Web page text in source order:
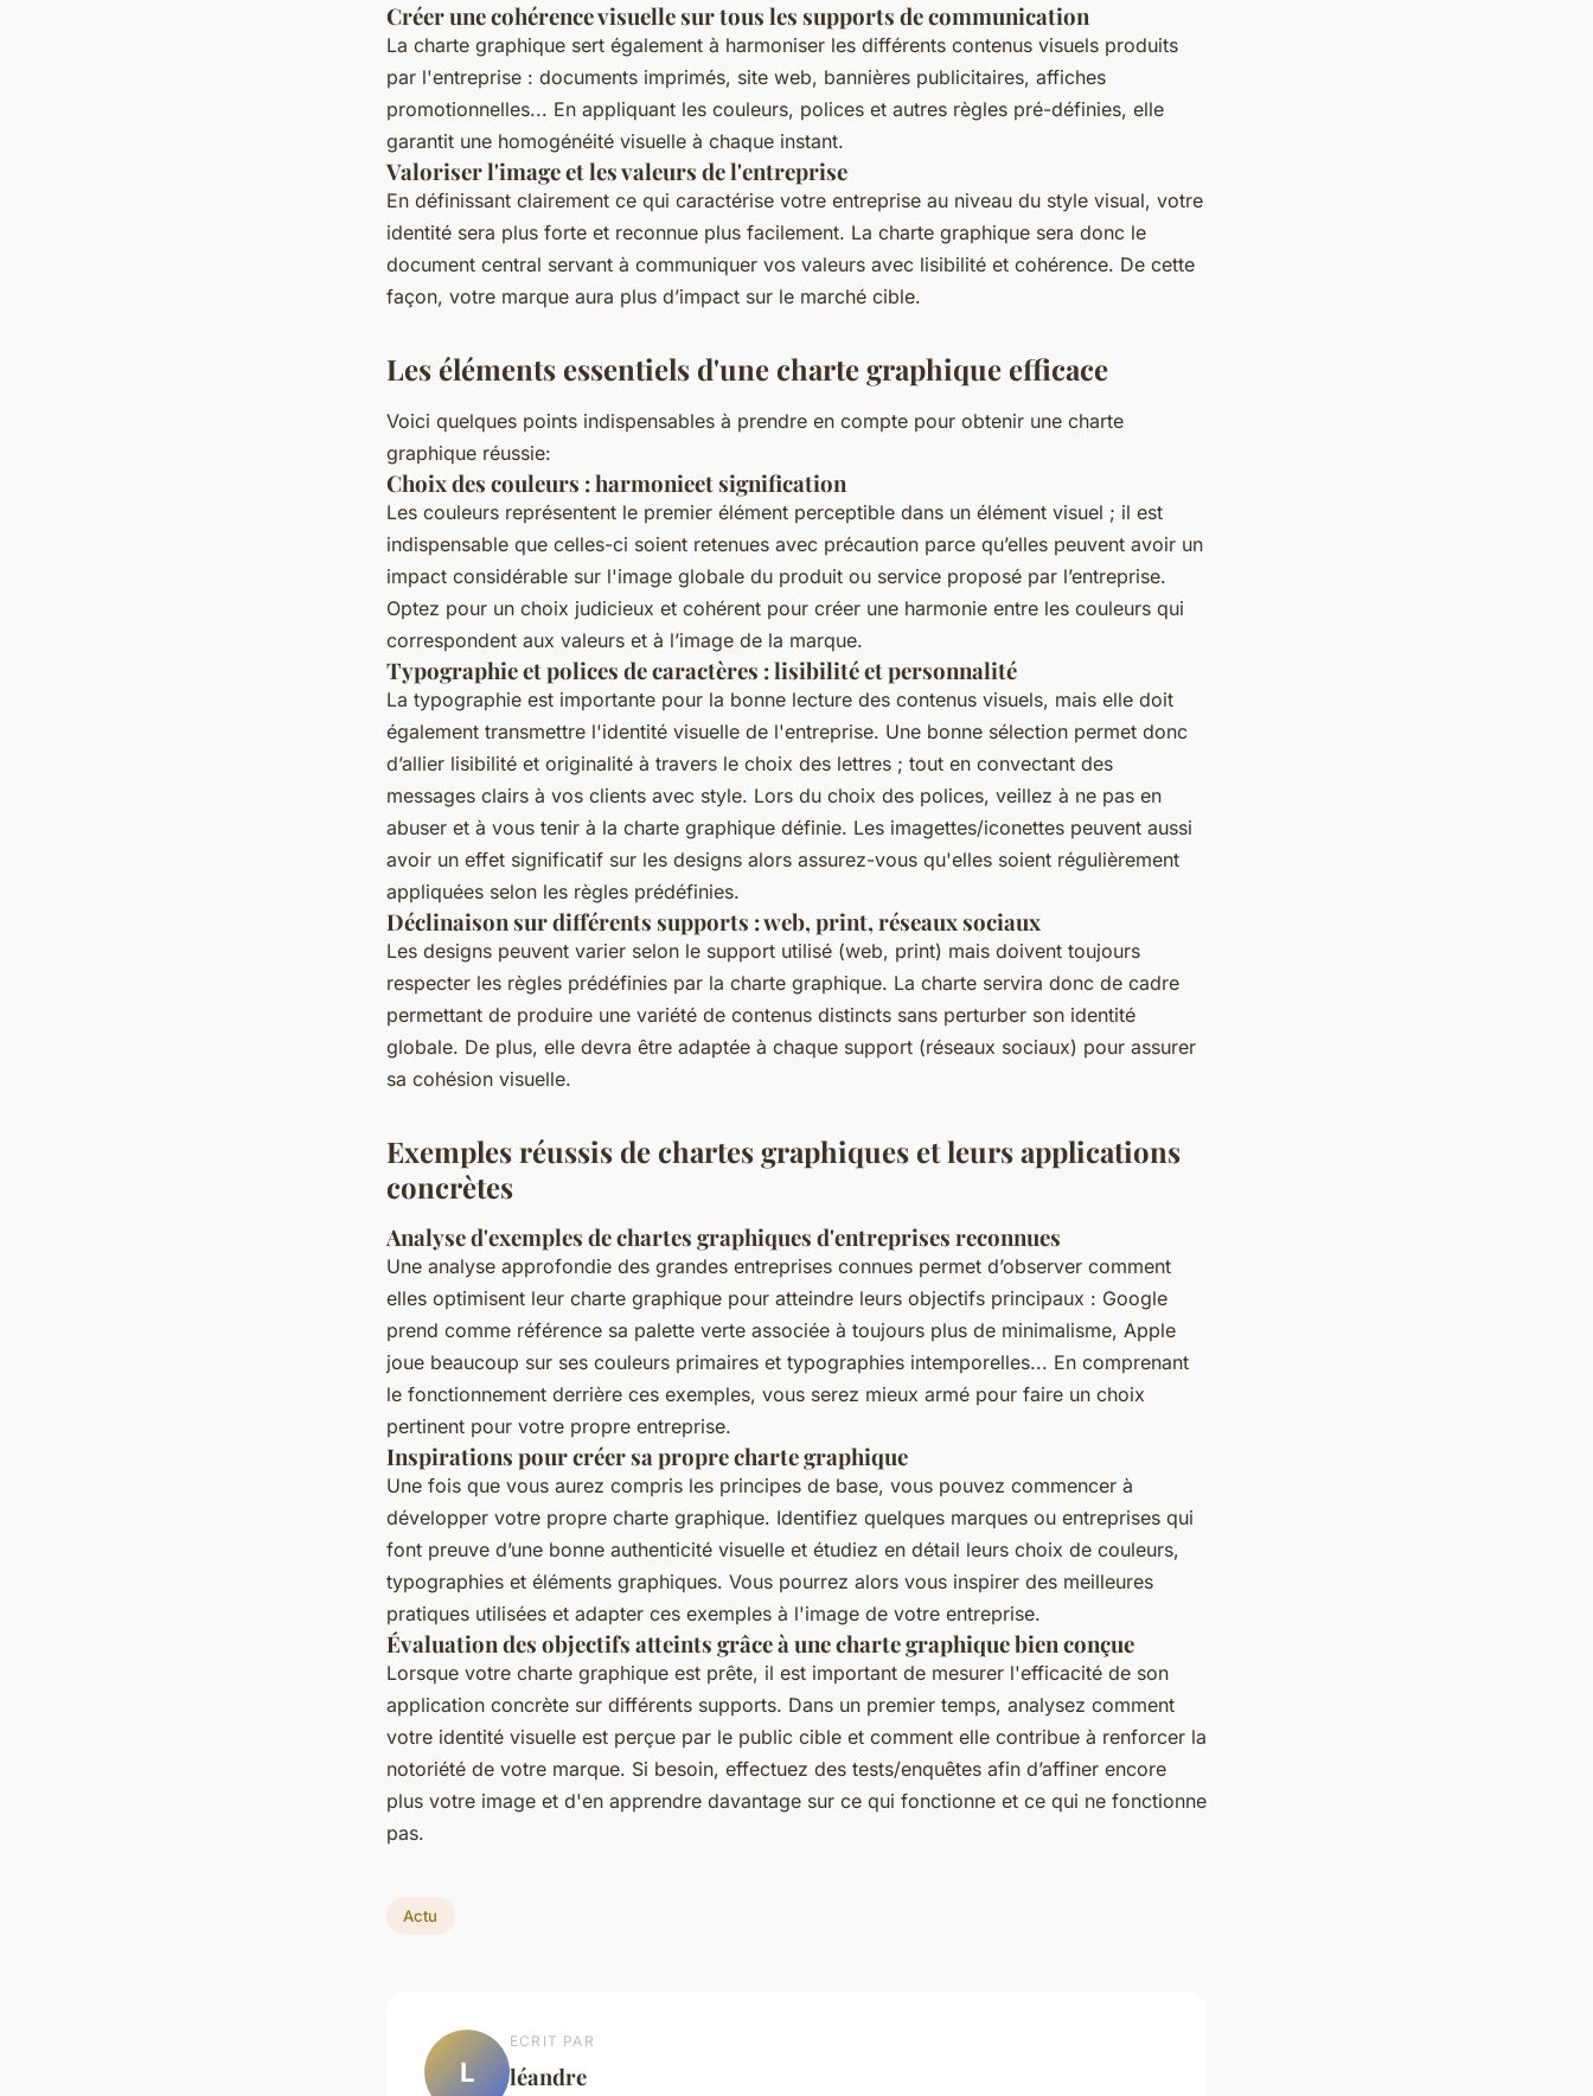
Créer une cohérence visuelle sur tous les supports de communication
La charte graphique sert également à harmoniser les différents contenus visuels produits
par l'entreprise : documents imprimés, site web, bannières publicitaires, affiches
promotionnelles... En appliquant les couleurs, polices et autres règles pré-définies, elle
garantit une homogénéité visuelle à chaque instant.
Valoriser l'image et les valeurs de l'entreprise
En définissant clairement ce qui caractérise votre entreprise au niveau du style visual, votre
identité sera plus forte et reconnue plus facilement. La charte graphique sera donc le
document central servant à communiquer vos valeurs avec lisibilité et cohérence. De cette
façon, votre marque aura plus d’impact sur le marché cible.
Les éléments essentiels d'une charte graphique efficace
Voici quelques points indispensables à prendre en compte pour obtenir une charte
graphique réussie:
Choix des couleurs : harmonieet signification
Les couleurs représentent le premier élément perceptible dans un élément visuel ; il est
indispensable que celles-ci soient retenues avec précaution parce qu’elles peuvent avoir un
impact considérable sur l'image globale du produit ou service proposé par l’entreprise.
Optez pour un choix judicieux et cohérent pour créer une harmonie entre les couleurs qui
correspondent aux valeurs et à l’image de la marque.
Typographie et polices de caractères : lisibilité et personnalité
La typographie est importante pour la bonne lecture des contenus visuels, mais elle doit
également transmettre l'identité visuelle de l'entreprise. Une bonne sélection permet donc
d’allier lisibilité et originalité à travers le choix des lettres ; tout en convectant des
messages clairs à vos clients avec style. Lors du choix des polices, veillez à ne pas en
abuser et à vous tenir à la charte graphique définie. Les imagettes/iconettes peuvent aussi
avoir un effet significatif sur les designs alors assurez-vous qu'elles soient régulièrement
appliquées selon les règles prédéfinies.
Déclinaison sur différents supports : web, print, réseaux sociaux
Les designs peuvent varier selon le support utilisé (web, print) mais doivent toujours
respecter les règles prédéfinies par la charte graphique. La charte servira donc de cadre
permettant de produire une variété de contenus distincts sans perturber son identité
globale. De plus, elle devra être adaptée à chaque support (réseaux sociaux) pour assurer
sa cohésion visuelle.
Exemples réussis de chartes graphiques et leurs applications
concrètes
Analyse d'exemples de chartes graphiques d'entreprises reconnues
Une analyse approfondie des grandes entreprises connues permet d’observer comment
elles optimisent leur charte graphique pour atteindre leurs objectifs principaux : Google
prend comme référence sa palette verte associée à toujours plus de minimalisme, Apple
joue beaucoup sur ses couleurs primaires et typographies intemporelles... En comprenant
le fonctionnement derrière ces exemples, vous serez mieux armé pour faire un choix
pertinent pour votre propre entreprise.
Inspirations pour créer sa propre charte graphique
Une fois que vous aurez compris les principes de base, vous pouvez commencer à
développer votre propre charte graphique. Identifiez quelques marques ou entreprises qui
font preuve d’une bonne authenticité visuelle et étudiez en détail leurs choix de couleurs,
typographies et éléments graphiques. Vous pourrez alors vous inspirer des meilleures
pratiques utilisées et adapter ces exemples à l'image de votre entreprise.
Évaluation des objectifs atteints grâce à une charte graphique bien conçue
Lorsque votre charte graphique est prête, il est important de mesurer l'efficacité de son
application concrète sur différents supports. Dans un premier temps, analysez comment
votre identité visuelle est perçue par le public cible et comment elle contribue à renforcer la
notoriété de votre marque. Si besoin, effectuez des tests/enquêtes afin d’affiner encore
plus votre image et d'en apprendre davantage sur ce qui fonctionne et ce qui ne fonctionne
pas.
Actu
L
ECRIT PAR
léandre